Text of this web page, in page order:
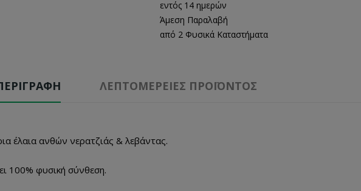
εντός 14 ημερών
Άμεση Παραλαβή
από 2 Φυσικά Καταστήματα
ΛΕΠΤΟΜΈΡΕΙΕΣ ΠΡΟΪΌΝΤΟΣ
έλαια ανθών νερατζιάς & λεβάντας.
100% φυσική σύνθεση.